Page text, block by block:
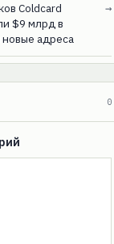
Coldcard
$9 млрд в
адреса
→
0